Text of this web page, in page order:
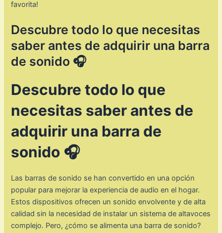
favorita!
Descubre todo lo que necesitas
saber antes de adquirir una barra
de sonido 🎧
Descubre todo lo que
necesitas saber antes de
adquirir una barra de
sonido 🎧
Las barras de sonido se han convertido en una opción
popular para mejorar la experiencia de audio en el hogar.
Estos dispositivos ofrecen un sonido envolvente y de alta
calidad sin la necesidad de instalar un sistema de altavoces
complejo. Pero, ¿cómo se alimenta una barra de sonido?